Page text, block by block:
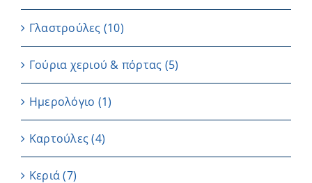
Γλαστρούλες (10)
Γούρια χεριού & πόρτας (5)
Ημερολόγιο (1)
Καρτούλες (4)
Κεριά (7)